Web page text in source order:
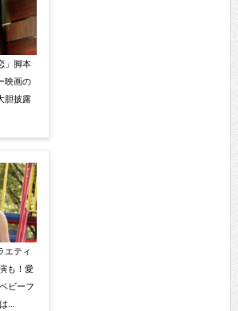
」脚本
映画の
胆披露
ティ
も！愛
ビーフ
…